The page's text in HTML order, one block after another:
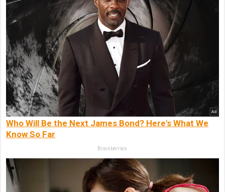
Who Will Be the Next James Bond? Here's What We
Know So Far
Brainberries